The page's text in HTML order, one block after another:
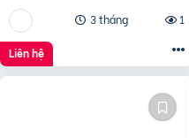
3 tháng
1
Liên hệ